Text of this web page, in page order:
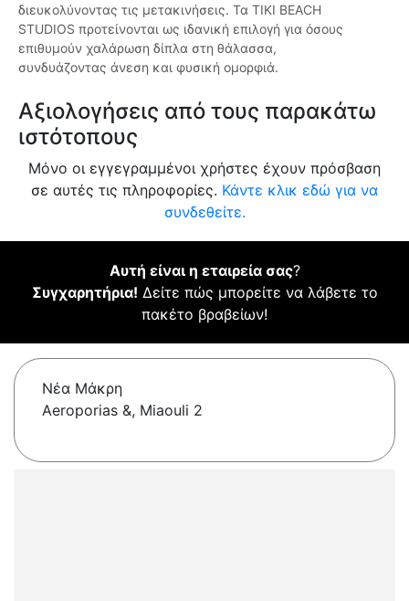
διευκολύνοντας τις μετακινήσεις. Τα TIKI BEACH
STUDIOS προτείνονται ως ιδανική επιλογή για όσους
επιθυμούν χαλάρωση δίπλα στη θάλασσα,
συνδυάζοντας άνεση και φυσική ομορφιά.
Αξιολογήσεις από τους παρακάτω
ιστότοπους
Μόνο οι εγγεγραμμένοι χρήστες έχουν πρόσβαση
σε αυτές τις πληροφορίες. Κάντε κλικ εδώ για να
συνδεθείτε.
Αυτή είναι η εταιρεία σας?
Συγχαρητήρια! Δείτε πώς μπορείτε να λάβετε το
πακέτο βραβείων!
Νέα Μάκρη
Aeroporias &, Miaouli 2